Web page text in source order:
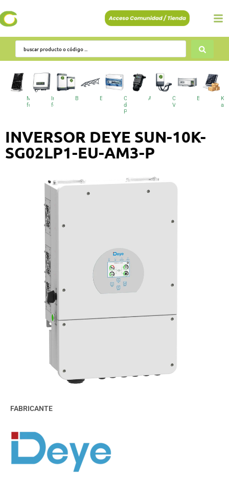
Módulos
fotovoltaicos
Inversores
fotovoltaicos
Baterías EstructurasCuadros
de
Protecciones
AccesoriosCargadores
VE
BESS
INVERSOR DEYE SUN-10K-
SG02LP1-EU-AM3-P
FABRICANTE